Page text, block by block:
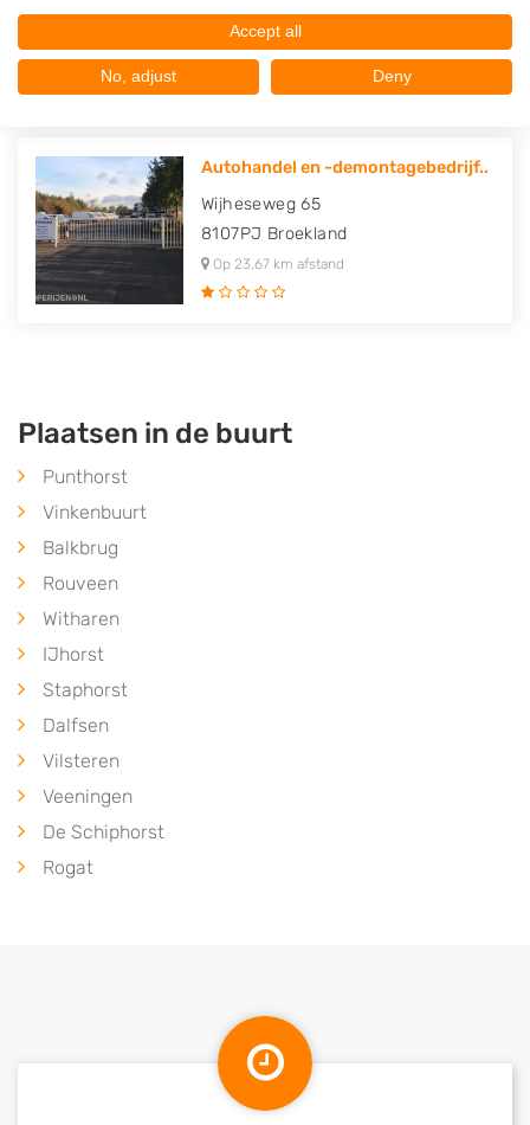
7903AT Hoogeveen
Op 23,08 km afstand
Autohandel en -demontagebedrijf..
Wijheseweg 65
8107PJ Broekland
Op 23,67 km afstand
Plaatsen in de buurt
Punthorst
Vinkenbuurt
Balkbrug
Rouveen
Witharen
IJhorst
Staphorst
Dalfsen
Vilsteren
Veeningen
De Schiphorst
Rogat
Accept all
No, adjust Deny